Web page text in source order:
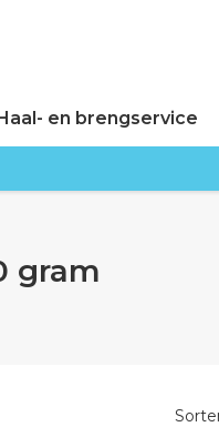
en brengservice
gram